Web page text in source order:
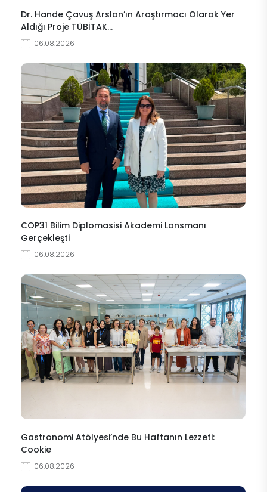
Dr. Hande Çavuş Arslan’ın Araştırmacı Olarak Yer
Aldığı Proje TÜBİTAK…
06.08.2026
COP31 Bilim Diplomasisi Akademi Lansmanı
Gerçekleşti
06.08.2026
Gastronomi Atölyesi’nde Bu Haftanın Lezzeti:
Cookie
06.08.2026